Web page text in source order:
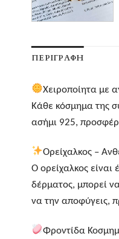
ΠΕΡΙΓΡΑΦΉ
Χειροποίητα με
Κάθε κόσμημα της
ασήμι 925,
Ορείχαλκος –
Ο ορείχαλκος είναι
δέρματος, μπορεί
να την αποφύγεις,
Φροντίδα